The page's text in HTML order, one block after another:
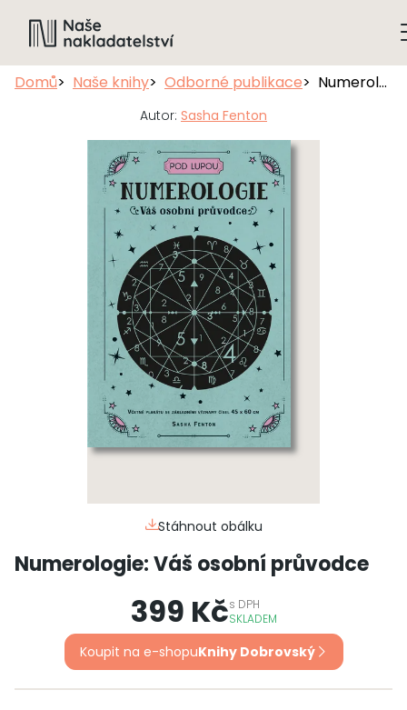
Domů Naše knihy Odborné publikace Numerologie: Váš osobní průvodce
Autor: Sasha Fenton
Stáhnout obálku
Numerologie: Váš osobní průvodce
399 Kčs DPH
SKLADEM
Koupit na e-shopuKnihy Dobrovský